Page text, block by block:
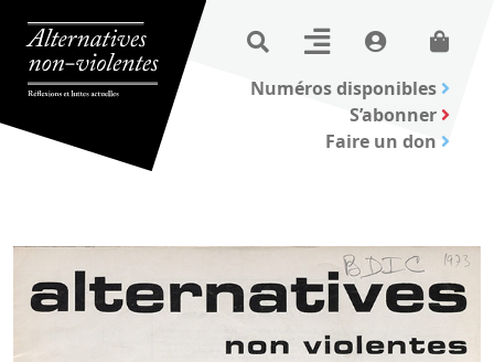
Numéros disponibles
S’abonner
Faire un don